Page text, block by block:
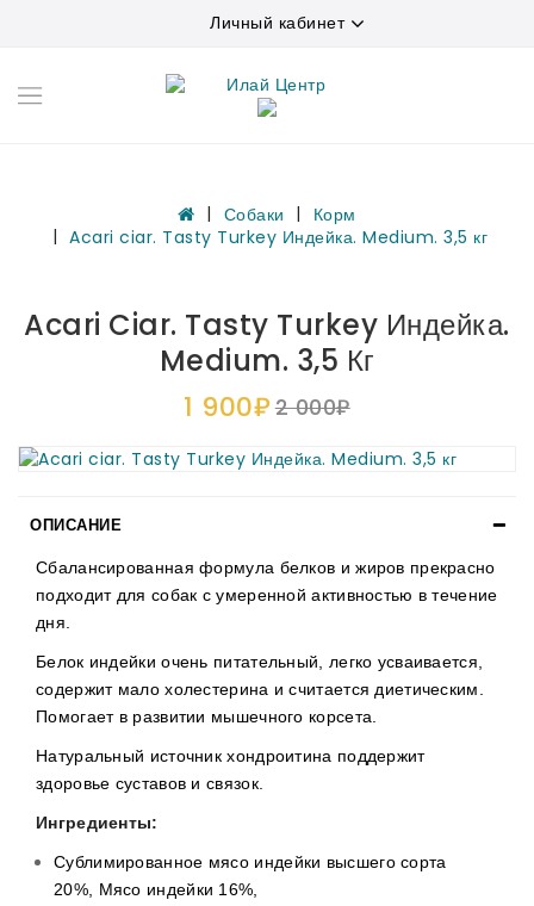
Личный кабинет
Собаки
Корм
Acari ciar. Tasty Turkey Индейка. Medium. 3,5 кг
Acari Ciar. Tasty Turkey Индейка.
Medium. 3,5 Кг
1 900₽2 000₽
ОПИСАНИЕ
Сбалансированная формула белков и жиров прекрасно
подходит для собак с умеренной активностью в течение
дня.
Белок индейки очень питательный, легко усваивается,
содержит мало холестерина и считается диетическим.
Помогает в развитии мышечного корсета.
Натуральный источник хондроитина поддержит
здоровье суставов и связок.
Ингредиенты:
Сублимированное мясо индейки высшего сорта
20%, Мясо индейки 16%,